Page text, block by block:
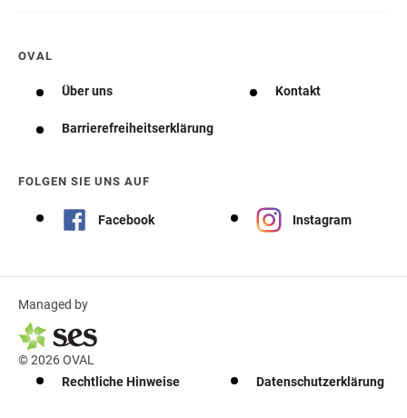
OVAL
Über uns Kontakt
Barrierefreiheitserklärung
FOLGEN SIE UNS AUF
Facebook Instagram
Managed by
© 2026 OVAL
Rechtliche Hinweise
Datenschutzerklärung